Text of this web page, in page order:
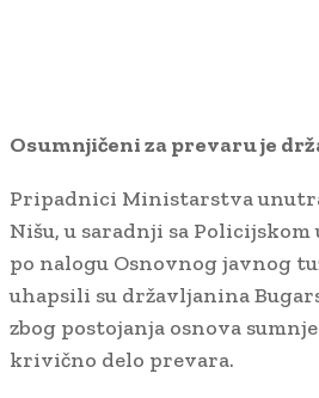
Osumnjičeni za prevaru je
Pripadnici Ministarstva
Nišu, u saradnji sa
po nalogu Osnovnog javnog
uhapsili su državljanina
zbog postojanja osnova
krivično delo prevara.